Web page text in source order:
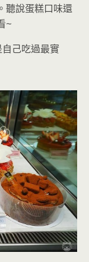
聽說蛋糕口味還
~
己吃過最實